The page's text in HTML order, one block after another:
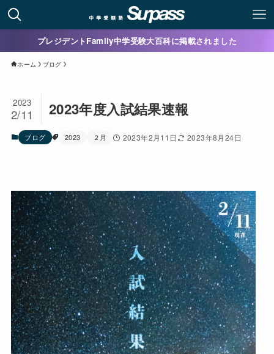
プレジデントFamily中学受験大百科に掲載されました
ホーム ブログ
2023年度入試結果速報
2023
2/11
ブログ 2023 ２月 2023年2月11日 2023年8月24日